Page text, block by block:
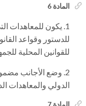
المادة 6
يكون للمعاهدات
للدستور وقواعد
للقوانين المحلية
وضع الأجانب
الدولي والمعاهدات
المادة 7